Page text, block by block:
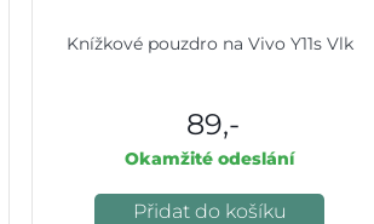
Knížkové pouzdro na Vivo Y11s Vlk
89,-
Okamžité odeslání
Přidat do košíku